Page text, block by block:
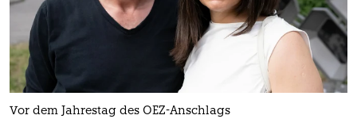
Vor dem Jahrestag des OEZ-Anschlags